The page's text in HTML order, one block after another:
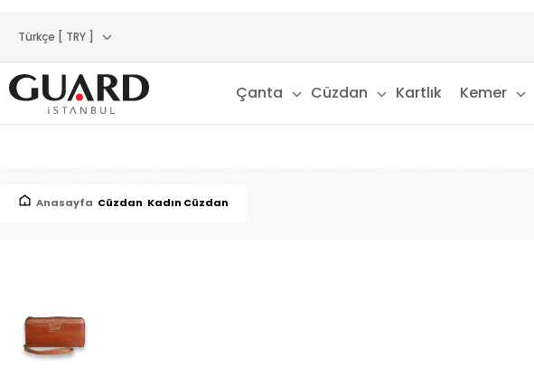
Türkçe [ TRY ]
Çanta Cüzdan Kartlık Kemer
Anasayfa Cüzdan Kadın Cüzdan